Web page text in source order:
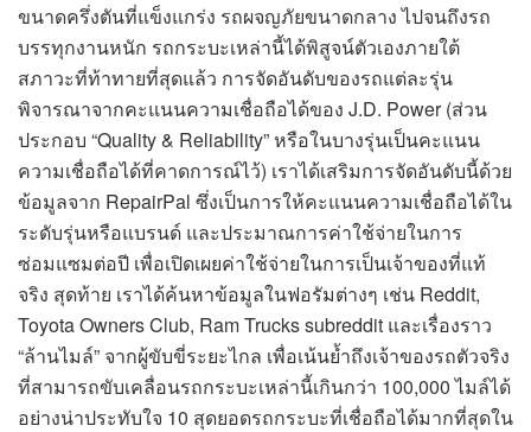
ขนาดครึ่งตันที่แข็งแกร่ง รถผจญภัยขนาดกลาง ไปจนถึงรถ
บรรทุกงานหนัก รถกระบะเหล่านี้ได้พิสูจน์ตัวเองภายใต้
สภาวะที่ท้าทายที่สุดแล้ว การจัดอันดับของรถแต่ละรุ่น
พิจารณาจากคะแนนความเชื่อถือได้ของ J.D. Power (ส่วน
ประกอบ “Quality & Reliability” หรือในบางรุ่นเป็นคะแนน
ความเชื่อถือได้ที่คาดการณ์ไว้) เราได้เสริมการจัดอันดับนี้ด้วย
ข้อมูลจาก RepairPal ซึ่งเป็นการให้คะแนนความเชื่อถือได้ใน
ระดับรุ่นหรือแบรนด์ และประมาณการค่าใช้จ่ายในการ
ซ่อมแซมต่อปี เพื่อเปิดเผยค่าใช้จ่ายในการเป็นเจ้าของที่แท้
จริง สุดท้าย เราได้ค้นหาข้อมูลในฟอรัมต่างๆ เช่น Reddit,
Toyota Owners Club, Ram Trucks subreddit และเรื่องราว
“ล้านไมล์” จากผู้ขับขี่ระยะไกล เพื่อเน้นย้ำถึงเจ้าของรถตัวจริง
ที่สามารถขับเคลื่อนรถกระบะเหล่านี้เกินกว่า 100,000 ไมล์ได้
อย่างน่าประทับใจ 10 สุดยอดรถกระบะที่เชื่อถือได้มากที่สุดใน